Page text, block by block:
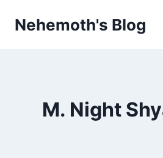
Nehemoth's Blog
M. Night